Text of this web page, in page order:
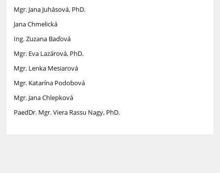
Mgr. Jana Juhásová, PhD.
Jana Chmelická
Ing. Zuzana Baďová
Mgr. Eva Lazárová, PhD.
Mgr. Lenka Mesiarová
Mgr. Katarína Podobová
Mgr. Jana Chlepková
PaedDr. Mgr. Viera Rassu Nagy, PhD.